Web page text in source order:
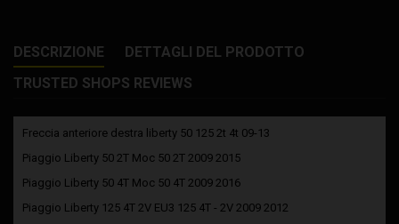
DESCRIZIONE
DETTAGLI DEL PRODOTTO
TRUSTED SHOPS REVIEWS
Freccia anteriore destra liberty 50 125 2t 4t 09-13
Piaggio Liberty 50 2T Moc 50 2T 2009 2015
Piaggio Liberty 50 4T Moc 50 4T 2009 2016
Piaggio Liberty 125 4T 2V EU3 125 4T - 2V 2009 2012